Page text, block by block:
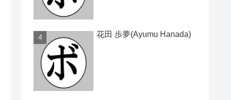
花田 歩夢(Ayumu Hanada)